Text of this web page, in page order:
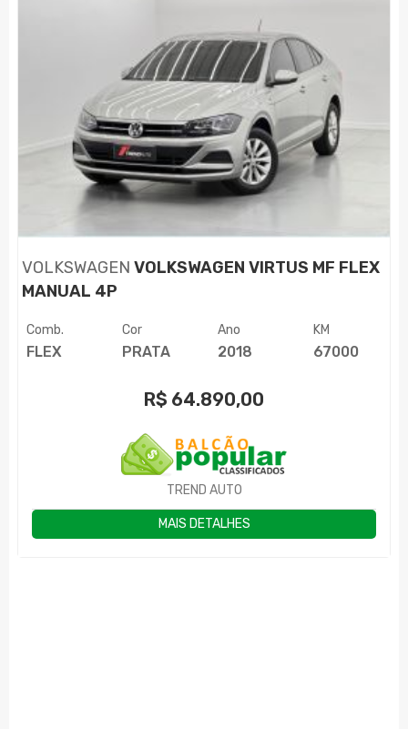
VOLKSWAGEN VOLKSWAGEN VIRTUS MF FLEX
MANUAL 4P
Comb.
FLEX
Cor
PRATA
Ano
2018
KM
67000
R$ 64.890,00
TREND AUTO
MAIS DETALHES